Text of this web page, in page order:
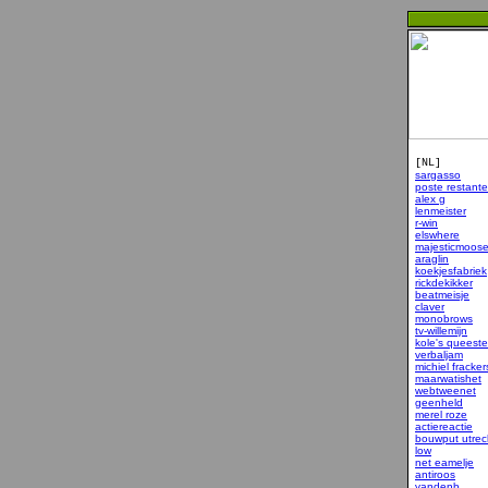
[NL]
sargasso
poste restante
alex g
lenmeister
r-win
elswhere
majesticmoose
araglin
koekjesfabriek
rickdekikker
beatmeisje
claver
monobrows
tv-willemijn
kole's queeste
verbaljam
michiel
maarwatishet
webtweenet
geenheld
merel roze
actiereactie
bouwput
low
net eamelje
antiroos